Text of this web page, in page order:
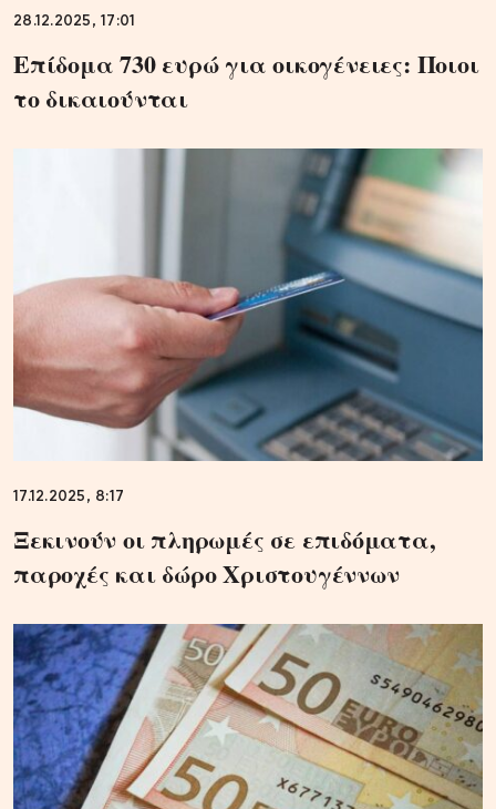
28.12.2025, 17:01
Επίδομα 730 ευρώ για οικογένειες: Ποιοι
το δικαιούνται
17.12.2025, 8:17
Ξεκινούν οι πληρωμές σε επιδόματα,
παροχές και δώρο Χριστουγέννων